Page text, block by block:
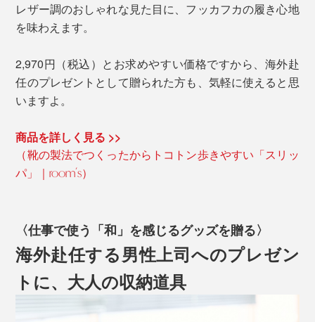
レザー調のおしゃれな見た目に、フッカフカの履き心地
を味わえます。
2,970円（税込）とお求めやすい価格ですから、海外赴
任のプレゼントとして贈られた方も、気軽に使えると思
いますよ。
商品を詳しく見る >>
（靴の製法でつくったからトコトン歩きやすい「スリッ
パ」｜room’s）
〈仕事で使う「和」を感じるグッズを贈る〉
海外赴任する男性上司へのプレゼン
トに、大人の収納道具